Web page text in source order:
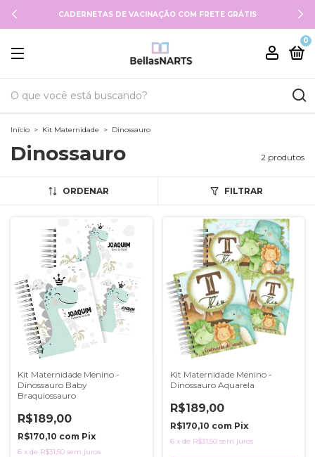
CADERNETAS DE VACINAÇÃO COM FRETE GRÁTIS
0
Início > Kit Maternidade > Dinossauro
Dinossauro 2 produtos
ORDENAR FILTRAR
Kit Maternidade Menino -
Dinossauro Baby
Braquiossauro
R$189,00
R$170,10 com Pix
6 x de R$31,50 sem juros
Kit Maternidade Menino -
Dinossauro Aquarela
R$189,00
R$170,10 com Pix
6 x de R$31,50 sem juros